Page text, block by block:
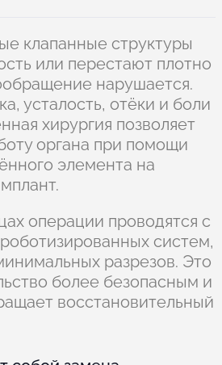
клапанные структуры
или перестают плотно
нарушается.
усталость, отёки и боли
хирургия позволяет
органа при помощи
элемента на
операции проводятся с
систем,
разрезов. Это
более безопасным и
восстановительный